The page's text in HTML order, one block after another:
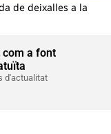
de deixalles a la
com a font
d'actualitat